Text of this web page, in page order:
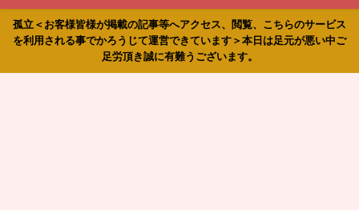
孤立＜お客様皆様が掲載の記事等へアクセス、閲覧、こちらのサービス
を利用される事でかろうじて運営できています＞本日は足元が悪い中ご
足労頂き誠に有難うございます。